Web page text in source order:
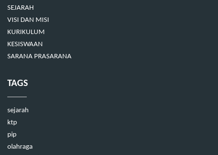
SEJARAH
VISI DAN MISI
KURIKULUM
KESISWAAN
SARANA PRASARANA
TAGS
sejarah
ktp
pip
olahraga